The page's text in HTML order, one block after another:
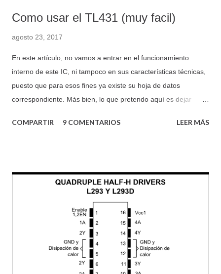
Como usar el TL431 (muy facil)
agosto 23, 2017
En este artículo, no vamos a entrar en el funcionamiento
interno de este IC, ni tampoco en sus características técnicas,
puesto que para esos fines ya existe su hoja de datos
correspondiente. Más bien, lo que pretendo aquí es dejar
de vista práctico, útil y sobre todo de una manera sencilla, con
confusa o excesivamente técnica, sin mostrar tan siquiera un
ejemplo de funcionamiento, o como calcular sus pasivos. Pues
se acabó, a partir de hoy y después de leer este post, ya te
quedará claro como utilizar el TL431 para obtener una tensión
de referencia estable y precisa. Vamos al grano y que mejor
que empezar aclarando que el TL431 NO ES EXACTAMENTE
UN ZENER como se empeñan en decir en muchos sitios, es
COMPARTIR 9 COMENTARIOS LEER MÁS